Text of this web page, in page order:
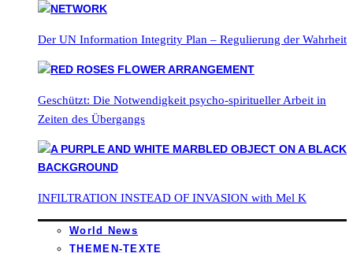
Der UN Information Integrity Plan – Regulierung der Wahrheit
Geschützt: Die Notwendigkeit psycho-spiritueller Arbeit in
Zeiten des Übergangs
INFILTRATION INSTEAD OF INVASION with Mel K
World News
THEMEN-TEXTE